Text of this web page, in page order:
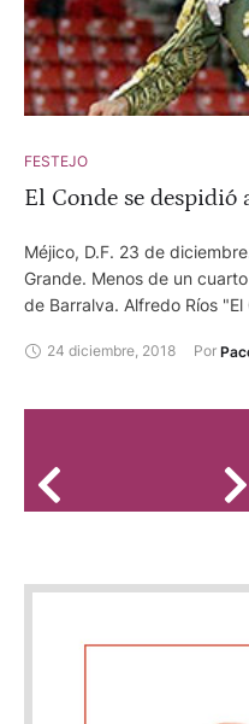
FESTEJO
El Conde se despidió
Méjico, D.F. 23 de
Grande. Menos de un
de Barralva. Alfredo Ríos
y silencio José Luis
24 diciembre, 2018 Por